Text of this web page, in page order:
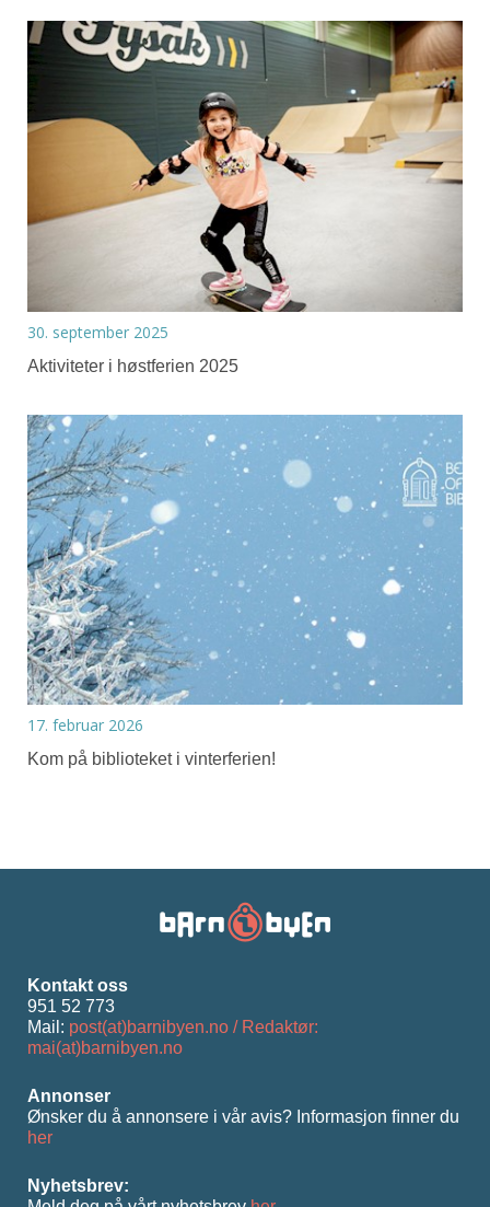
30. september 2025
Aktiviteter i høstferien 2025
17. februar 2026
Kom på biblioteket i vinterferien!
Kontakt oss
951 52 773
Mail: post(at)barnibyen.no / Redaktør:
mai(at)barnibyen.no
Annonser
Ønsker du å annonsere i vår avis? Informasjon ﬁnner du
her
Nyhetsbrev: